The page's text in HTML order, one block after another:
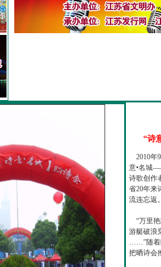
“诗
2010年
意•名城
诗歌创作
省20年来
流连忘返
“万里艳
游艇破浪
……”随着
把晒诗会